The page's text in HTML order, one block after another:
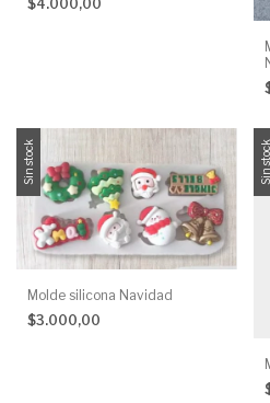
$4.000,00
Sin stock
Molde silicona Navidad
$3.000,00
Sin stock